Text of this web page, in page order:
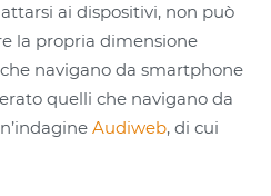
ai dispositivi, non può
la propria dimensione
navigano da smartphone
quelli che navigano da
Audiweb, di cui